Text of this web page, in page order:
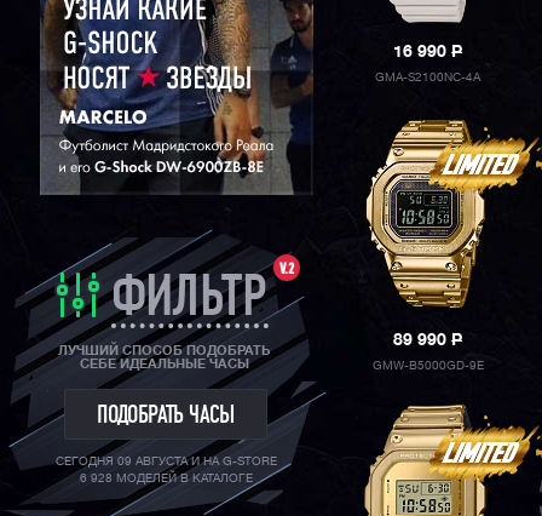
V.2
ФИЛЬТР
ЛУЧШИЙ СПОСОБ ПОДОБРАТЬ
СЕБЕ ИДЕАЛЬНЫЕ ЧАСЫ
ПОДОБРАТЬ ЧАСЫ
СЕГОДНЯ 09 АВГУСТА И НА G-STORE
6 928 МОДЕЛЕЙ В КАТАЛОГЕ
16 990P
GMA-S2100NC-4A
89 990P
GMW-B5000GD-9E